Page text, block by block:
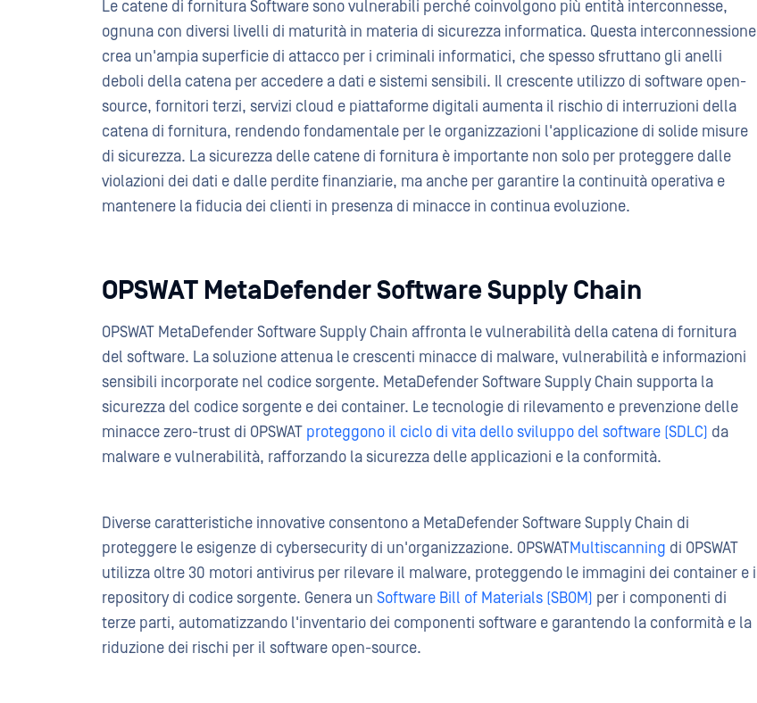
Le catene di fornitura Software sono vulnerabili perché coinvolgono più entità interconnesse,
ognuna con diversi livelli di maturità in materia di sicurezza informatica. Questa interconnessione
crea un'ampia superficie di attacco per i criminali informatici, che spesso sfruttano gli anelli
deboli della catena per accedere a dati e sistemi sensibili. Il crescente utilizzo di software open-
source, fornitori terzi, servizi cloud e piattaforme digitali aumenta il rischio di interruzioni della
catena di fornitura, rendendo fondamentale per le organizzazioni l'applicazione di solide misure
di sicurezza. La sicurezza delle catene di fornitura è importante non solo per proteggere dalle
violazioni dei dati e dalle perdite finanziarie, ma anche per garantire la continuità operativa e
mantenere la fiducia dei clienti in presenza di minacce in continua evoluzione.
OPSWAT MetaDefender Software Supply Chain
OPSWAT MetaDefender Software Supply Chain affronta le vulnerabilità della catena di fornitura
del software. La soluzione attenua le crescenti minacce di malware, vulnerabilità e informazioni
sensibili incorporate nel codice sorgente. MetaDefender Software Supply Chain supporta la
sicurezza del codice sorgente e dei container. Le tecnologie di rilevamento e prevenzione delle
minacce zero-trust di OPSWAT proteggono il ciclo di vita dello sviluppo del software (SDLC) da
malware e vulnerabilità, rafforzando la sicurezza delle applicazioni e la conformità.
Diverse caratteristiche innovative consentono a MetaDefender Software Supply Chain di
proteggere le esigenze di cybersecurity di un'organizzazione. OPSWATMultiscanning di OPSWAT
utilizza oltre 30 motori antivirus per rilevare il malware, proteggendo le immagini dei container e i
repository di codice sorgente. Genera un Software Bill of Materials (SBOM) per i componenti di
terze parti, automatizzando l'inventario dei componenti software e garantendo la conformità e la
riduzione dei rischi per il software open-source.